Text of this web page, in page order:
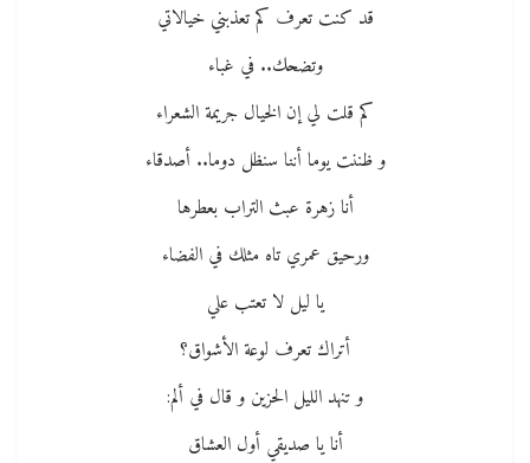
قد كنت تعرف كم تعذبني خيالاتي
وتضحك.. في غباء
كم قلت لي إن الخيال جريمة الشعراء
و ظننت يوما أننا سنظل دوما.. أصدقاء
أنا زهرة عبث التراب بعطرها
ورحيق عمري تاه مثلك في الفضاء
يا ليل لا تعتب علي
أتراك تعرف لوعة الأشواق؟
و تنهد الليل الحزين و قال في ألم:
أنا يا صديقي أول العشاق